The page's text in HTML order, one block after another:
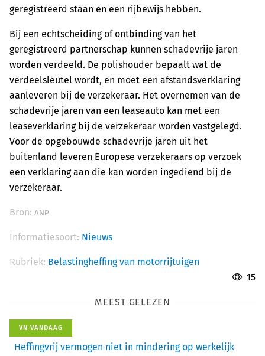
geregistreerd staan en een rijbewijs hebben.
Bij een echtscheiding of ontbinding van het
geregistreerd partnerschap kunnen schadevrije jaren
worden verdeeld. De polishouder bepaalt wat de
verdeelsleutel wordt, en moet een afstandsverklaring
aanleveren bij de verzekeraar. Het overnemen van de
schadevrije jaren van een leaseauto kan met een
leaseverklaring bij de verzekeraar worden vastgelegd.
Voor de opgebouwde schadevrije jaren uit het
buitenland leveren Europese verzekeraars op verzoek
een verklaring aan die kan worden ingediend bij de
verzekeraar.
Bron: ANP
Informatiesoort: Nieuws
Rubriek: Belastingheffing van motorrijtuigen
15
MEEST GELEZEN
VN VANDAAG
Heffingvrij vermogen niet in mindering op werkelijk